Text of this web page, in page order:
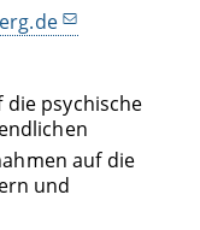
psychische
auf die
und